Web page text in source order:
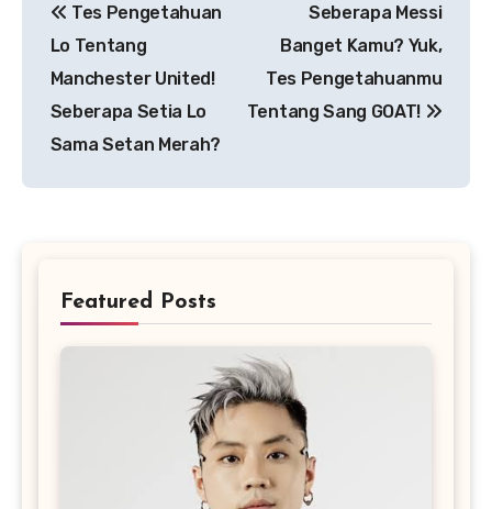
pos
Tes Pengetahuan
Lo Tentang
Manchester United!
Seberapa Setia Lo
Sama Setan Merah?
Seberapa Messi
Banget Kamu? Yuk,
Tes Pengetahuanmu
Tentang Sang GOAT!
Featured Posts